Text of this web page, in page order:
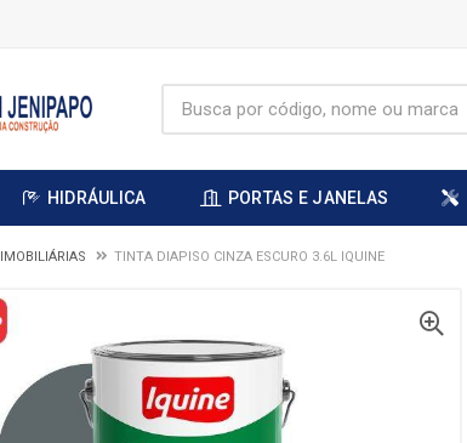
HIDRÁULICA PORTAS E JANELAS
IMOBILIÁRIAS TINTA DIAPISO CINZA ESCURO 3.6L IQUINE